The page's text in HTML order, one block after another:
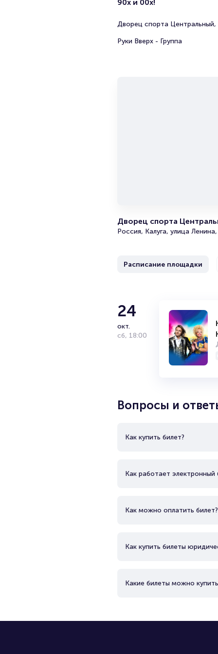
90х и 00х!
Дворец спорта Центральный,
Руки Вверх - Группа
Дворец спорта
Россия, Калуга, улица
Расписание площадки
24
окт.
сб, 18:00
Вопросы и
Как купить билет?
Как работает электронный
Как можно оплатить билет?
Как купить билеты
Какие билеты можно